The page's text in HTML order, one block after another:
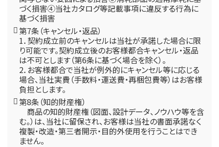
づく損害④当社カタログ等記載事項に違反する行為に
基づく損害
第7条（キャンセル・返品）
1．契約成立前のキャンセルは当社が承諾した場合に限
り可能です。契約成立後のお客様都合キャンセル・返品
は不可とします（第6条に基づく場合を除く）。
2．お客様都合で当社が例外的にキャンセル等に応じる
場合、当社実費（手数料・運送費・再梱包費等）はお客様
負担とします。
第8条（知的財産権）
商品の知的財産権（図面、設計データ、ノウハウ等を含
む。）は、当社に留保され、お客様は当社の書面承諾なく
複製・改造・第三者開示・目的外使用を行うことはでき
ません。